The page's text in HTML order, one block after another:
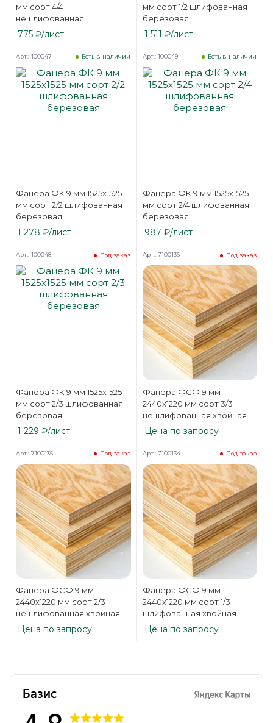
мм сорт 4/4
нешлифованная
березовая
775 ₽/лист
мм сорт 1/2 шлифованная
березовая
1 511 ₽/лист
Фанера ФК 9 мм 1525х1525
мм сорт 2/2 шлифованная
березовая
Есть в наличии
Арт.: 100047
1 278 ₽/лист
Фанера ФК 9 мм 1525х1525
мм сорт 2/4 шлифованная
березовая
Есть в наличии
Арт.: 100049
987 ₽/лист
Фанера ФК 9 мм 1525х1525
мм сорт 2/3 шлифованная
березовая
Под заказ
Арт.: 100048
1 229 ₽/лист
Фанера ФСФ 9 мм
2440х1220 мм сорт 3/3
нешлифованная хвойная
Под заказ
Арт.: 7100136
Цена по запросу
Фанера ФСФ 9 мм
2440х1220 мм сорт 2/3
нешлифованная хвойная
Под заказ
Арт.: 7100135
Цена по запросу
Фанера ФСФ 9 мм
2440х1220 мм сорт 1/3
шлифованная хвойная
Под заказ
Арт.: 7100134
Цена по запросу